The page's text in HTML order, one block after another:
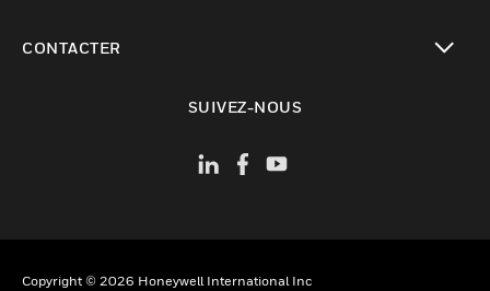
CONTACTER
SUIVEZ-NOUS
Copyright © 2026 Honeywell International Inc